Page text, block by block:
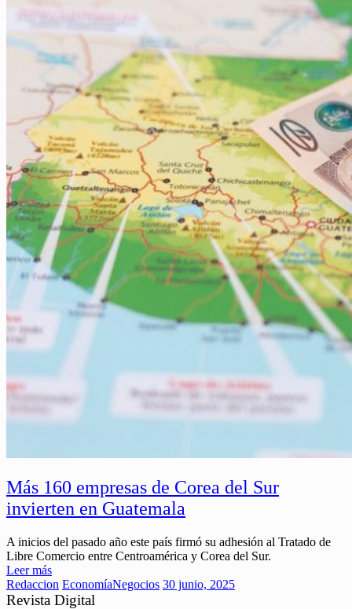
Más 160 empresas de Corea del Sur
invierten en Guatemala
A inicios del pasado año este país firmó su adhesión al Tratado de
Libre Comercio entre Centroamérica y Corea del Sur.
Leer más
Redaccion EconomíaNegocios 30 junio, 2025
Revista Digital